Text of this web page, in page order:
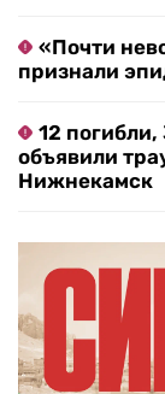
«Почти
признали
12
объявили
Нижнекамск